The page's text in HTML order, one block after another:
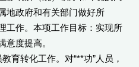
地政府和有关部门做好所
工作。本项工作目标：实现所
意度提高。
转化工作。对“**功”人员，